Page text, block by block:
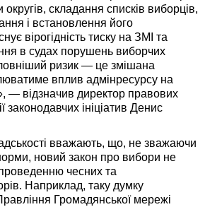
складання списків виборців,
і встановлення його
вірогідність тиску на ЗМІ та
в судах порушень виборчих
ризик — це змішана
вплив адмінресурсу на
— відзначив директор правових
законодавчих ініціатив Денис
вважають, що, не зважаючи
новий закон про вибори не
чесних та
Наприклад, таку думку
Громадянської мережі